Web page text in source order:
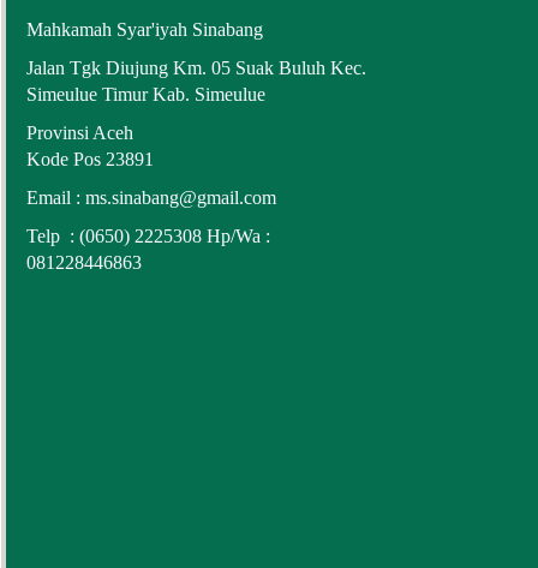
Mahkamah Syar'iyah Sinabang
Jalan Tgk Diujung Km. 05 Suak Buluh Kec.
Simeulue Timur Kab. Simeulue
Provinsi Aceh
Kode Pos 23891
Email : ms.sinabang@gmail.com
Telp : (0650) 2225308 Hp/Wa :
081228446863